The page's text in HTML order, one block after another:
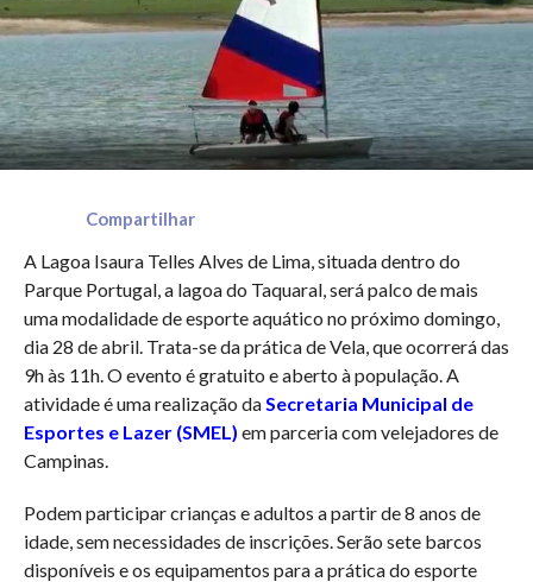
Compartilhar
A Lagoa Isaura Telles Alves de Lima, situada dentro do
Parque Portugal, a lagoa do Taquaral, será palco de mais
uma modalidade de esporte aquático no próximo domingo,
dia 28 de abril. Trata-se da prática de Vela, que ocorrerá das
9h às 11h. O evento é gratuito e aberto à população. A
atividade é uma realização daSecretaria Municipal de
Esportes e Lazer (SMEL) em parceria com velejadores de
Campinas.
Podem participar crianças e adultos a partir de 8 anos de
idade, sem necessidades de inscrições. Serão sete barcos
disponíveis e os equipamentos para a prática do esporte